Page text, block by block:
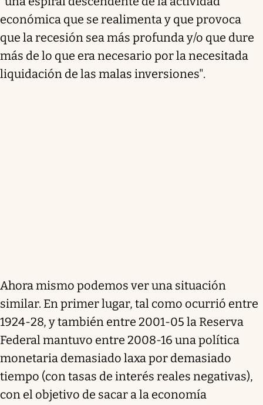
económica que se realimenta y que provoca
que la recesión sea más profunda y/o que dure
más de lo que era necesario por la necesitada
liquidación de las malas inversiones".
Ahora mismo podemos ver una situación
similar. En primer lugar, tal como ocurrió entre
1924-28, y también entre 2001-05 la Reserva
Federal mantuvo entre 2008-16 una política
monetaria demasiado laxa por demasiado
tiempo (con tasas de interés reales negativas),
con el objetivo de sacar a la economía